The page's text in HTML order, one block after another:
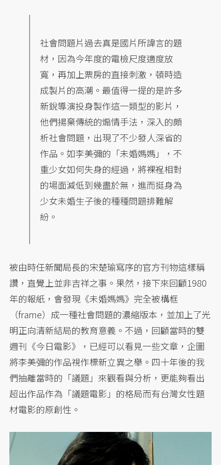
社會問題片過去真是國片所諱言的題
材，因為今年度的電檢尺度適度放
寬，再加上票房的直接刺激，頓時造
成製片的高潮。最值得一提的是許多
新銳導演投身製作這一類型的影片，
他們揚棄傳統的煽情手法，深入的頗
析社會問題，出現了不少發人深省的
作品。如李美彌的「未婚媽媽」，不
重少女如何失身的經過，將裸裎相對
的場面減低到幾盡於無，進而挺身為
少女未婚生子後的種種問題排難解
紛。
被由時任新聞局長的宋楚瑜寫序的官方刊物這樣稱
讚，直覺上並非吉祥之事。果然，接下來回顧1980
年的報紙，會發現《未婚媽媽》完全被構框
（frame）成一種社會問題的濃縮版本，並加上了光
明正向清新結局的教育意義。不過，回顧當時的雙
週刊《今日電影》，已經可以看見一些文章，企圖
將李美彌的作品視作標新立異之舉。四十年後的我
們抽離當時的「議題」來觀看與分析，更能夠看出
超出作品作為「議題電影」的格局而有台灣女性題
材電影的原創性。